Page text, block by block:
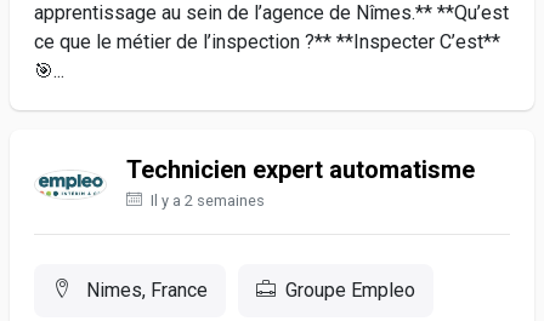
apprentissage au sein de l’agence de Nîmes.** **Qu’est
ce que le métier de l’inspection ?** **Inspecter C’est**
🎯...
Technicien expert automatisme
Il y a 2 semaines
Nimes, France Groupe Empleo